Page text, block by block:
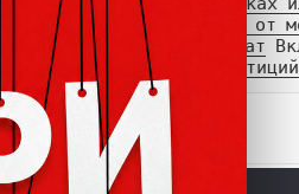
Сообщить о мошенниках
Памятка о возврате от
Телеграм-
чат
Белый список инвестиций